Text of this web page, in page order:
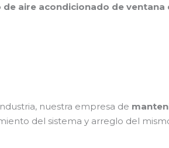
aire acondicionado de ventana
nuestra empresa de
del sistema y arreglo del